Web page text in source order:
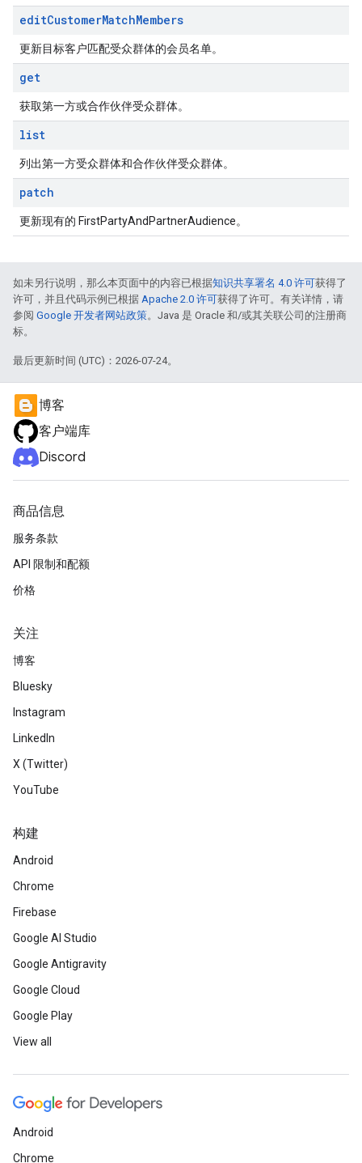
editCustomerMatchMembers
更新目标客户匹配受众群体的会员名单。
get
获取第一方或合作伙伴受众群体。
list
列出第一方受众群体和合作伙伴受众群体。
patch
更新现有的 FirstPartyAndPartnerAudience。
如未另行说明，那么本页面中的内容已根据知识共享署名 4.0 许可获得了
许可，并且代码示例已根据 Apache 2.0 许可获得了许可。有关详情，请
参阅 Google 开发者网站政策。Java 是 Oracle 和/或其关联公司的注册商
标。
最后更新时间 (UTC)：2026-07-24。
博客
客户端库
Discord
商品信息
服务条款
API 限制和配额
价格
关注
博客
Bluesky
Instagram
LinkedIn
X (Twitter)
YouTube
构建
Android
Chrome
Firebase
Google AI Studio
Google Antigravity
Google Cloud
Google Play
View all
Android
Chrome